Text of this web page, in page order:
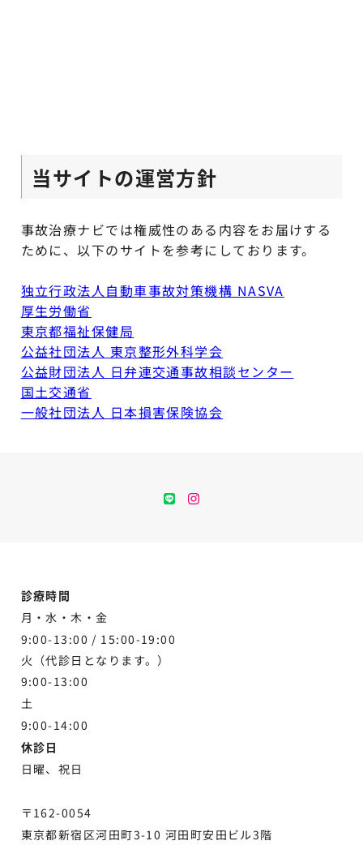
当サイトの運営方針
事故治療ナビでは権威性のある内容をお届けする
ために、以下のサイトを参考にしております。
独立行政法人自動車事故対策機構 NASVA
厚生労働省
東京都福祉保健局
公益社団法人 東京整形外科学会
公益財団法人 日弁連交通事故相談センター
国土交通省
一般社団法人 日本損害保険協会
LINEinstagram
診療時間
月・水・木・金
9:00-13:00 / 15:00-19:00
火（代診日となります。）
9:00-13:00
土
9:00-14:00
休診日
日曜、祝日
〒162-0054
東京都新宿区河田町3-10 河田町安田ビル3階